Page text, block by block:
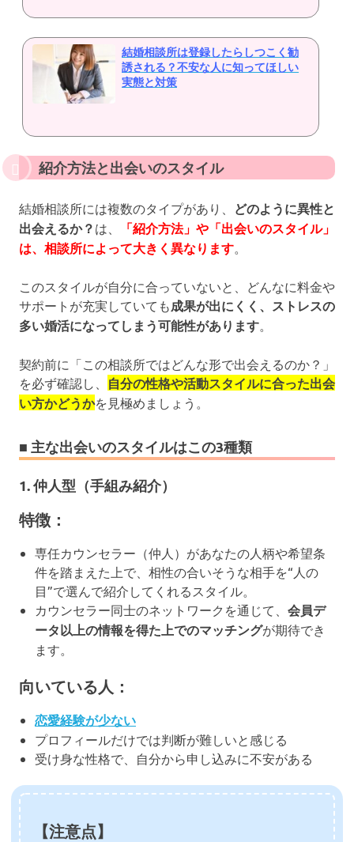
結婚相談所は登録したらしつこく勧
誘される？不安な人に知ってほしい
実態と対策
紹介方法と出会いのスタイル
結婚相談所には複数のタイプがあり、 どのように異性と
出会えるか？ は、
「紹介方法」や「出会いのスタイル」
は、相談所によって大きく異なります。
このスタイルが自分に合っていないと、どんなに料金や
サポートが充実していても成果が出にくく、ストレスの
多い婚活になってしまう可能性があります。
契約前に「この相談所ではどんな形で出会えるのか？」
を必ず確認し、 自分の性格や活動スタイルに合った出会
い方かどうかを見極めましょう。
■ 主な出会いのスタイルはこの3種類
1.仲人型（手組み紹介）
特徴：
専任カウンセラー（仲人）があなたの人柄や希望条
件を踏まえた上で、相性の合いそうな相手を“人の
目”で選んで紹介してくれるスタイル。
カウンセラー同士のネットワークを通じて、 会員デ
ータ以上の情報を得た上でのマッチングが期待でき
ます。
向いている人：
恋愛経験が少ない
プロフィールだけでは判断が難しいと感じる
受け身な性格で、自分から申し込みに不安がある
【注意点】